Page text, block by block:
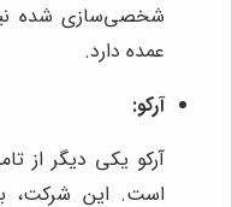
شخصی‌سازی شده
عمده دارد.
آرکو:
آرکو یکی دیگر از
است. این شرکت،